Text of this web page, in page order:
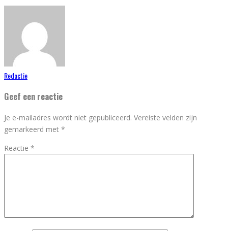
Redactie
Geef een reactie
Je e-mailadres wordt niet gepubliceerd. Vereiste velden zijn
gemarkeerd met *
Reactie *